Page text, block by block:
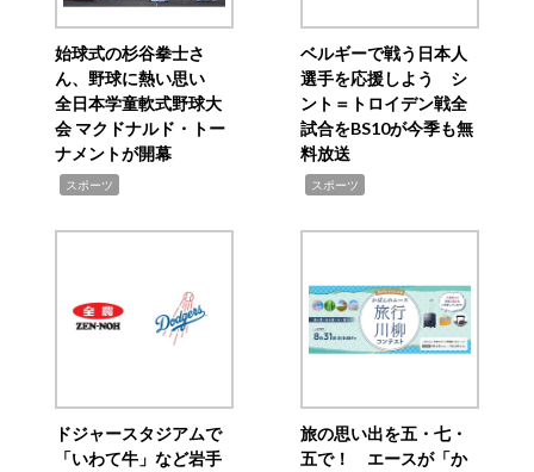
始球式の杉谷拳士さ
ん、野球に熱い思い
全日本学童軟式野球大
会 マクドナルド・トー
ナメントが開幕
スポーツ
ベルギーで戦う日本人
選手を応援しよう シ
ント＝トロイデン戦全
試合をBS10が今季も無
料放送
スポーツ
ドジャースタジアムで
「いわて牛」など岩手
旅の思い出を五・七・
五で！ エースが「か